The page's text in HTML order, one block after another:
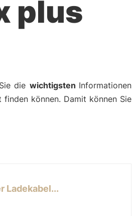
plus
die wichtigsten Informationen
können. Damit können Sie
Ladekabel...